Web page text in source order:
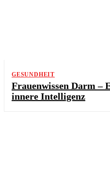
GESUNDHEIT
Frauenwissen Darm –
innere Intelligenz